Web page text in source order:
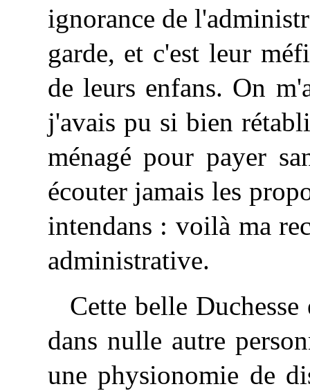
ignorance de
garde, et c'est leur
de leurs enfans. On
j'avais pu si bien
ménagé pour payer
écouter jamais les
intendans : voilà ma
administrative.
Cette belle
dans nulle autre
une physionomie de